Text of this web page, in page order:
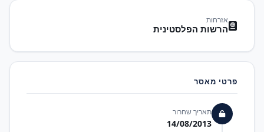
אזרחות
הרשות הפלסטינית
פרטי מאסר
תאריך שחרור
14/08/2013